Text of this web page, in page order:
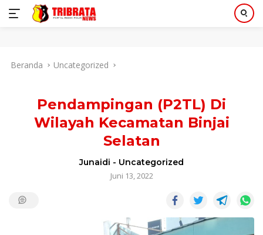
Beranda Uncategorized
Pendampingan (P2TL) Di
Wilayah Kecamatan Binjai
Selatan
Junaidi - Uncategorized
Juni 13, 2022